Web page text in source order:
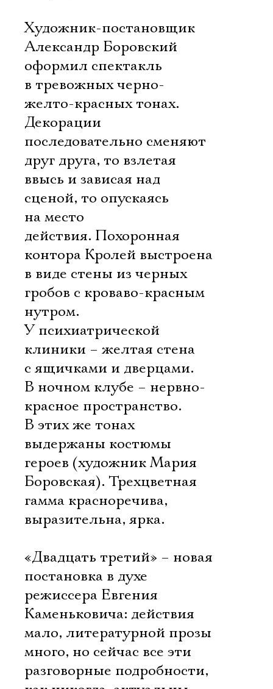
Художник-постановщик
Александр Боровский
оформил спектакль
в тревожных черно-
желто-красных тонах.
Декорации
последовательно сменяют
друг друга, то взлетая
ввысь и зависая над
сценой, то опускаясь
на место
действия. Похоронная
контора Кролей выстроена
в виде стены из черных
гробов с кроваво-красным
нутром.
У психиатрической
клиники – желтая стена
с ящичками и дверцами.
В ночном клубе – нервно-
красное пространство.
В этих же тонах
выдержаны костюмы
героев (художник Мария
Боровская). Трехцветная
гамма красноречива,
выразительна, ярка.
«Двадцать третий» – новая
постановка в духе
режиссера Евгения
Каменьковича: действия
мало, литературной прозы
много, но сейчас все эти
разговорные подробности,